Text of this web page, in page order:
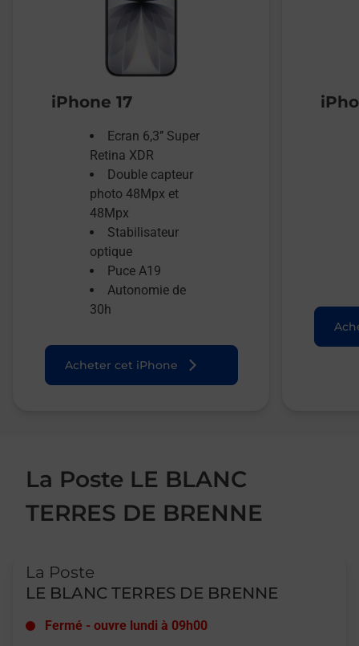
iPhone 17
Ecran 6,3’’ Super
Retina XDR
Double capteur
photo 48Mpx et
48Mpx
Stabilisateur
optique
Puce A19
Autonomie de
30h
Acheter cet iPhone
La Poste LE BLANC
TERRES DE BRENNE
La Poste
LE BLANC TERRES DE BRENNE
Fermé - ouvre lundi à 09h00